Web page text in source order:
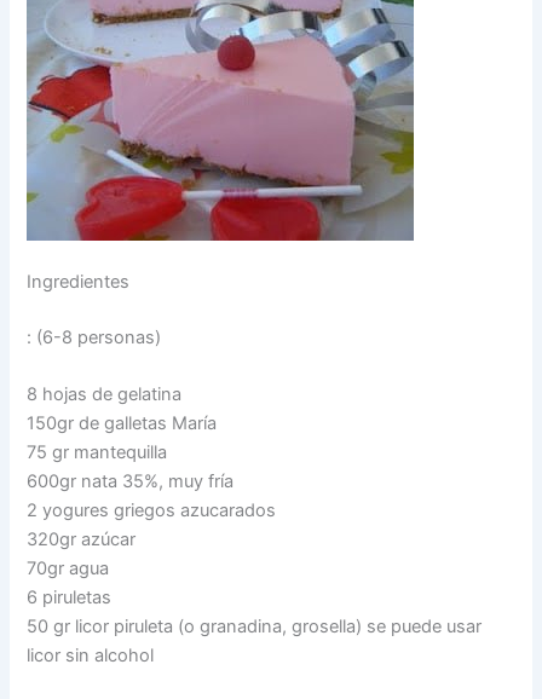
Ingredientes
: (6-8 personas)
8 hojas de gelatina
150gr de galletas María
75 gr mantequilla
600gr nata 35%, muy fría
2 yogures griegos azucarados
320gr azúcar
70gr agua
6 piruletas
50 gr licor piruleta (o granadina, grosella) se puede usar
licor sin alcohol